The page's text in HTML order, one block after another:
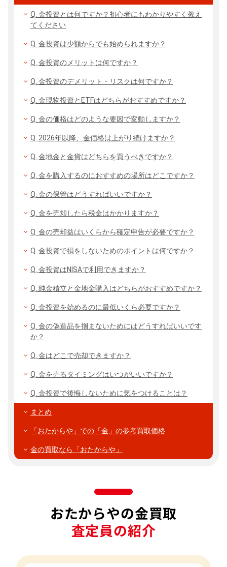
Q. 金投資とは何ですか？初心者にもわかりやすく教え
てください
Q. 金投資は少額からでも始められますか？
Q. 金投資のメリットは何ですか？
Q. 金投資のデメリット・リスクは何ですか？
Q. 金現物投資とETFはどちらがおすすめですか？
Q. 金の価格はどのような要因で変動しますか？
Q. 2026年以降、金価格は上がり続けますか？
Q. 金地金と金貨はどちらを買うべきですか？
Q. 金を購入するのにおすすめの場所はどこですか？
Q. 金の保管はどうすればいいですか？
Q. 金を売却したら税金はかかりますか？
Q. 金の売却益はいくらから確定申告が必要ですか？
Q. 金投資で損をしないためのポイントは何ですか？
Q. 金投資はNISAで利用できますか？
Q. 純金積立と金地金購入はどちらがおすすめですか？
Q. 金投資を始めるのに最低いくら必要ですか？
Q. 金の偽造品を掴まないためにはどうすればいいです
か？
Q. 金はどこで売却できますか？
Q. 金を売るタイミングはいつがいいですか？
Q. 金投資で後悔しないために気をつけることは？
まとめ
「おたからや」での「金」の参考買取価格
金の買取なら「おたからや」
おたからやの金買取
査定員の紹介